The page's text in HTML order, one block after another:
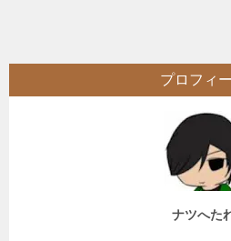
ビ
ゲ
プロフィ
ナツへた